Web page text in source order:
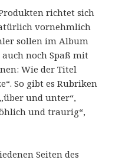
richtet sich
vornehmlich
sollen im Album
noch Spaß mit
Wie der Titel
So gibt es Rubriken
und unter“,
und traurig“,
Seiten des